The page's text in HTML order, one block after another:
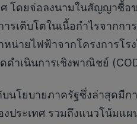
โดยจ่อลงนามในสัญญาซื้อ
เติบโตในเนื้อกำไรจากกา
หน่ายไฟฟ้าจากโครงการ
ดำเนินการเชิงพาณิชย์
โยบายภาครัฐซึ่งล่าสุดมี
ประเทศ รวมถึงแนวโน้มแ